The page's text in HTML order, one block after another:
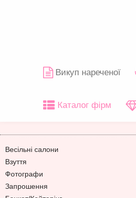
Викуп нареченої
Каталог фірм
Весільні салони
Взуття
Фотографи
Запрошення